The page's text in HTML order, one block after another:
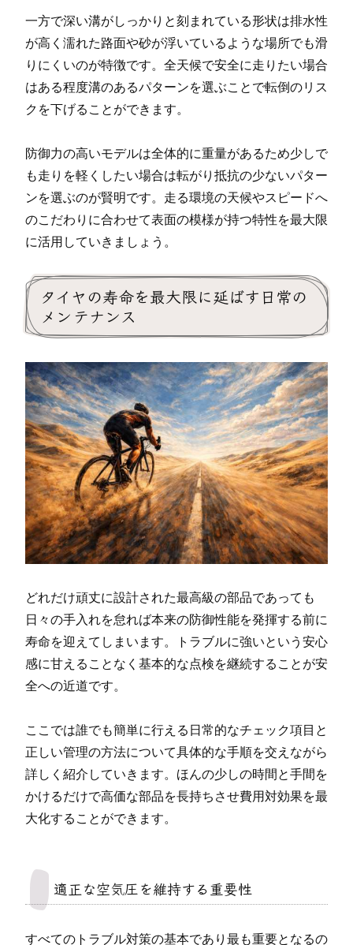
一方で深い溝がしっかりと刻まれている形状は排水性
が高く濡れた路面や砂が浮いているような場所でも滑
りにくいのが特徴です。全天候で安全に走りたい場合
はある程度溝のあるパターンを選ぶことで転倒のリス
クを下げることができます。
防御力の高いモデルは全体的に重量があるため少しで
も走りを軽くしたい場合は転がり抵抗の少ないパター
ンを選ぶのが賢明です。走る環境の天候やスピードへ
のこだわりに合わせて表面の模様が持つ特性を最大限
に活用していきましょう。
タイヤの寿命を最大限に延ばす日常の
メンテナンス
どれだけ頑丈に設計された最高級の部品であっても
日々の手入れを怠れば本来の防御性能を発揮する前に
寿命を迎えてしまいます。トラブルに強いという安心
感に甘えることなく基本的な点検を継続することが安
全への近道です。
ここでは誰でも簡単に行える日常的なチェック項目と
正しい管理の方法について具体的な手順を交えながら
詳しく紹介していきます。ほんの少しの時間と手間を
かけるだけで高価な部品を長持ちさせ費用対効果を最
大化することができます。
適正な空気圧を維持する重要性
すべてのトラブル対策の基本であり最も重要となるの